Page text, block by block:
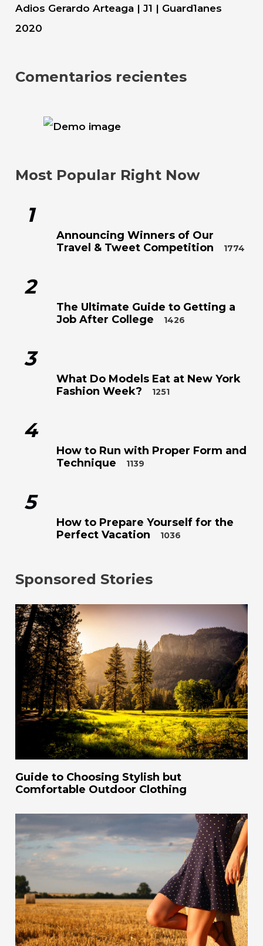
Adios Gerardo Arteaga | J1 | Guard1anes
2020
Comentarios recientes
Most Popular Right Now
1
Announcing Winners of Our
Travel & Tweet Competition
1774
2
The Ultimate Guide to Getting a
Job After College
1426
3
What Do Models Eat at New York
Fashion Week?
1251
4
How to Run with Proper Form and
Technique
1139
5
How to Prepare Yourself for the
Perfect Vacation
1036
Sponsored Stories
Guide to Choosing Stylish but
Comfortable Outdoor Clothing